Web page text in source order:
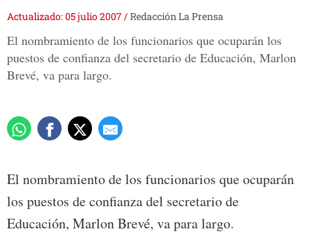
Actualizado: 05 julio 2007/Redacción La Prensa
El nombramiento de los funcionarios que ocuparán los
puestos de confianza del secretario de Educación, Marlon
Brevé, va para largo.
El nombramiento de los funcionarios que ocuparán
los puestos de confianza del secretario de
Educación, Marlon Brevé, va para largo.